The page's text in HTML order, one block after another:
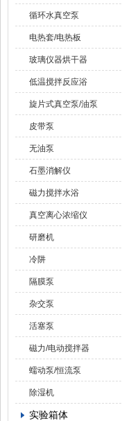
循环水真空泵
电热套/电热板
玻璃仪器烘干器
低温搅拌反应浴
旋片式真空泵/油泵
皮带泵
无油泵
石墨消解仪
磁力搅拌水浴
真空离心浓缩仪
研磨机
冷阱
隔膜泵
杂交泵
活塞泵
磁力/电动搅拌器
蠕动泵/恒流泵
除湿机
实验箱体